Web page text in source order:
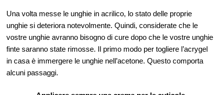
Una volta messe le unghie in acrilico, lo stato delle proprie
unghie si deteriora notevolmente. Quindi, considerate che le
vostre unghie avranno bisogno di cure dopo che le vostre unghie
finte saranno state rimosse. Il primo modo per togliere l’acrygel
in casa è immergere le unghie nell’acetone. Questo comporta
alcuni passaggi.